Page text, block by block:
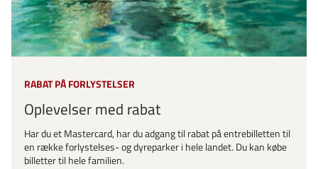
RABAT PÅ FORLYSTELSER
Oplevelser med rabat
Har du et Mastercard, har du adgang til rabat på entrebilletten til
en række forlystelses- og dyreparker i hele landet. Du kan købe
billetter til hele familien.